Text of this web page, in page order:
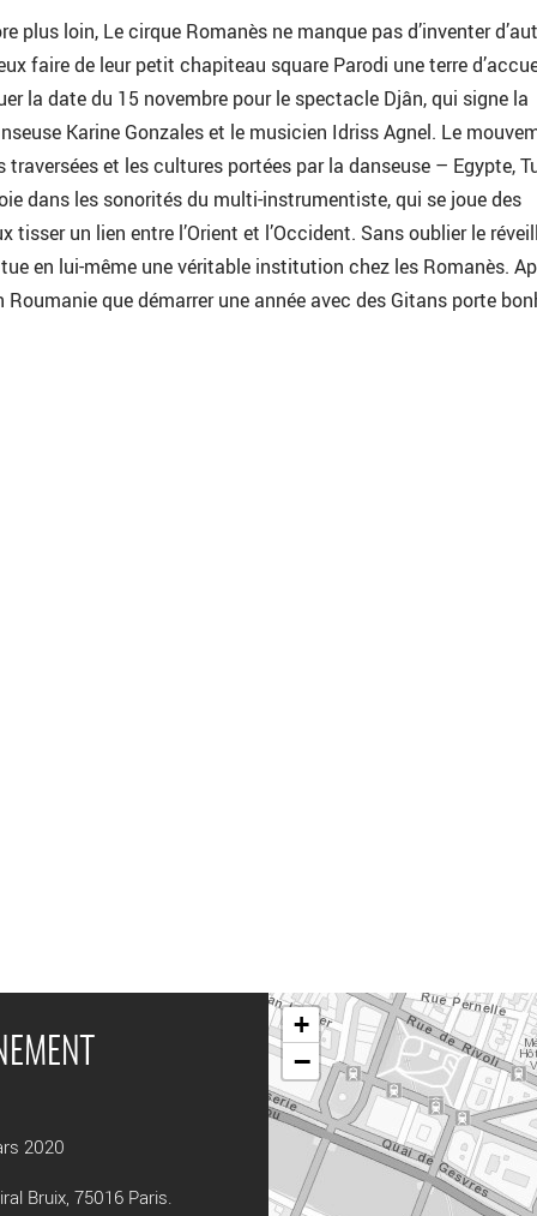
plus loin, Le cirque Romanès ne manque pas d’inventer
faire de leur petit chapiteau square Parodi une terre
la date du 15 novembre pour le spectacle Djân, qui signe la
Karine Gonzales et le musicien Idriss Agnel. Le
et les cultures portées par la danseuse – Egypte,
dans les sonorités du multi-instrumentiste, qui se joue des
tisser un lien entre l’Orient et l’Occident. Sans oublier le
en lui-même une véritable institution chez les Romanès.
que démarrer une année avec des Gitans porte
2020
Bruix, 75016 Paris.
+
−